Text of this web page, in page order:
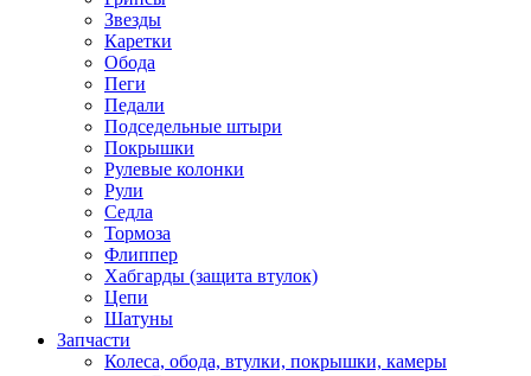
Звезды
Каретки
Обода
Пеги
Педали
Подседельные штыри
Покрышки
Рулевые колонки
Рули
Седла
Тормоза
Флиппер
Хабгарды (защита втулок)
Цепи
Шатуны
Запчасти
Колеса, обода, втулки, покрышки, камеры